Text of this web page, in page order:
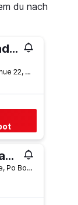
du nach
Amavi, Madefortwo Hotels - Paphos
Poseidonos Avenue 22, Paphos, Zypern
Olympic Lagoon Resort Paphos
Poseidon Avenue, Po Box 62381, Paphos, Zypern